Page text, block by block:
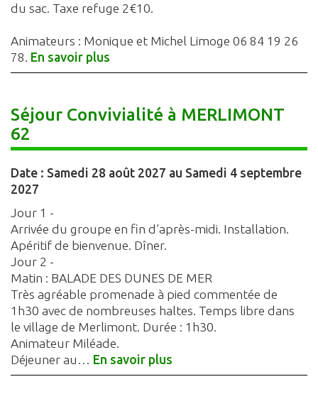
du sac. Taxe refuge 2€10.
Animateurs : Monique et Michel Limoge 06 84 19 26
78. En savoir plus
Séjour Convivialité à MERLIMONT
62
Date : Samedi 28 août 2027 au Samedi 4 septembre
2027
Jour 1 -
Arrivée du groupe en fin d’après-midi. Installation.
Apéritif de bienvenue. Dîner.
Jour 2 -
Matin : BALADE DES DUNES DE MER
Très agréable promenade à pied commentée de
1h30 avec de nombreuses haltes. Temps libre dans
le village de Merlimont. Durée : 1h30.
Animateur Miléade.
Déjeuner au… En savoir plus